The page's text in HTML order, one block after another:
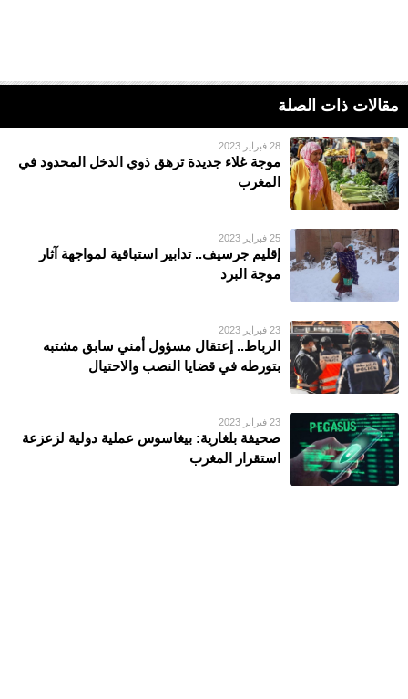
مقالات ذات الصلة
28 فبراير 2023
موجة غلاء جديدة ترهق ذوي الدخل المحدود في
المغرب
25 فبراير 2023
إقليم جرسيف.. تدابير استباقية لمواجهة آثار
موجة البرد
23 فبراير 2023
الرباط.. إعتقال مسؤول أمني سابق مشتبه
بتورطه في قضايا النصب والاحتيال
23 فبراير 2023
صحيفة بلغارية: بيغاسوس عملية دولية لزعزعة
استقرار المغرب